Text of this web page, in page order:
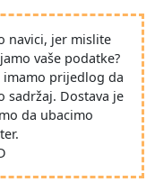
navici, jer mislite
vaše podatke?
imamo prijedlog da
sadržaj. Dostava je
da ubacimo